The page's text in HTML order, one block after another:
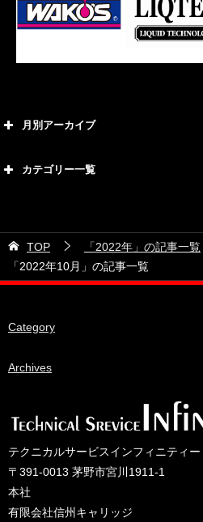
月別アーカイブ
2026年5月
2026年4月
2025年12月
2025年10月
2025年9月
2025年8月
カテゴリー一覧
21号車
28号車
38号車
IDIブレーキパッド
JCCAクラッシックカーレース
TOP
「2022年」の記事一覧
「2022年10月」の記事一覧
Category
Archives
テクニカルサービスインフィニティー
〒391-0013 茅野市宮川1911-1
本社
有限会社信州キャリッジ